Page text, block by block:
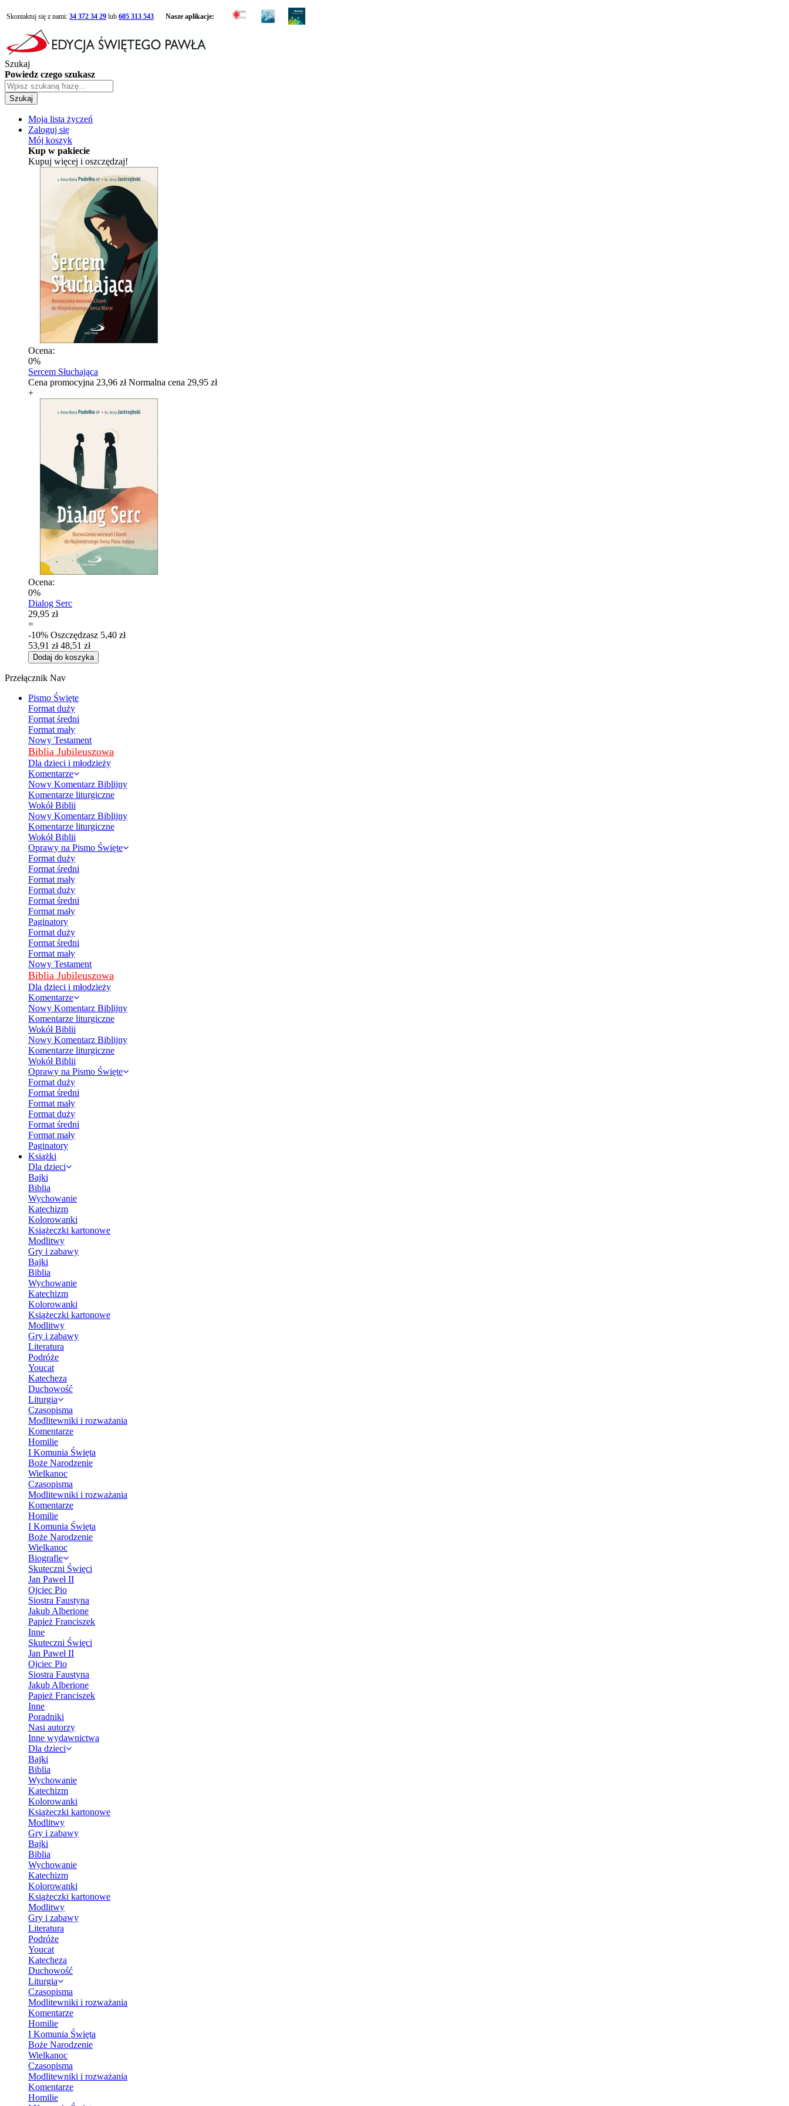
Skontaktuj się z nami: 34 372 34 29 lub 605 313 543 Nasze aplikacje:
Szukaj
Powiedz czego szukasz
Szukaj
Moja lista życzeń
Zaloguj się
Mój koszyk
Kup w pakiecie
Kupuj więcej i oszczędzaj!
Ocena:
0%
Sercem Słuchająca
Cena promocyjna 23,96 zł Normalna cena 29,95 zł
+
Ocena:
0%
Dialog Serc
29,95 zł
=
-10% Oszczędzasz 5,40 zł
53,91 zł 48,51 zł
Dodaj do koszyka
Przełącznik Nav
Pismo Święte
Format duży
Format średni
Format mały
Nowy Testament
Biblia Jubileuszowa
Dla dzieci i młodzieży
Komentarze
Nowy Komentarz Biblijny
Komentarze liturgiczne
Wokół Biblii
Nowy Komentarz Biblijny
Komentarze liturgiczne
Wokół Biblii
Oprawy na Pismo Święte
Format duży
Format średni
Format mały
Format duży
Format średni
Format mały
Paginatory
Format duży
Format średni
Format mały
Nowy Testament
Biblia Jubileuszowa
Dla dzieci i młodzieży
Komentarze
Nowy Komentarz Biblijny
Komentarze liturgiczne
Wokół Biblii
Nowy Komentarz Biblijny
Komentarze liturgiczne
Wokół Biblii
Oprawy na Pismo Święte
Format duży
Format średni
Format mały
Format duży
Format średni
Format mały
Paginatory
Książki
Dla dzieci
Bajki
Biblia
Wychowanie
Katechizm
Kolorowanki
Książeczki kartonowe
Modlitwy
Gry i zabawy
Bajki
Biblia
Wychowanie
Katechizm
Kolorowanki
Książeczki kartonowe
Modlitwy
Gry i zabawy
Literatura
Podróże
Youcat
Katecheza
Duchowość
Liturgia
Czasopisma
Modlitewniki i rozważania
Komentarze
Homilie
I Komunia Święta
Boże Narodzenie
Wielkanoc
Czasopisma
Modlitewniki i rozważania
Komentarze
Homilie
I Komunia Święta
Boże Narodzenie
Wielkanoc
Biografie
Skuteczni Święci
Jan Paweł II
Ojciec Pio
Siostra Faustyna
Jakub Alberione
Papież Franciszek
Inne
Skuteczni Święci
Jan Paweł II
Ojciec Pio
Siostra Faustyna
Jakub Alberione
Papież Franciszek
Inne
Poradniki
Nasi autorzy
Inne wydawnictwa
Dla dzieci
Bajki
Biblia
Wychowanie
Katechizm
Kolorowanki
Książeczki kartonowe
Modlitwy
Gry i zabawy
Bajki
Biblia
Wychowanie
Katechizm
Kolorowanki
Książeczki kartonowe
Modlitwy
Gry i zabawy
Literatura
Podróże
Youcat
Katecheza
Duchowość
Liturgia
Czasopisma
Modlitewniki i rozważania
Komentarze
Homilie
I Komunia Święta
Boże Narodzenie
Wielkanoc
Czasopisma
Modlitewniki i rozważania
Komentarze
Homilie